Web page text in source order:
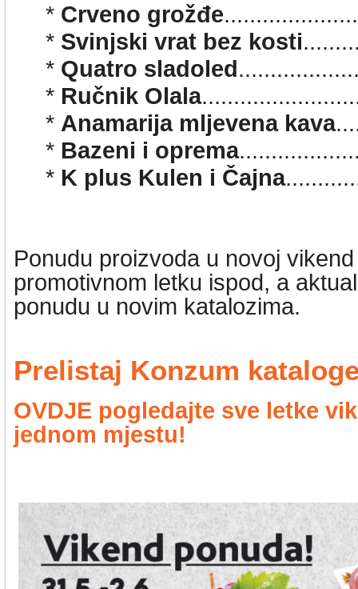
* Crveno grožđe
* Svinjski vrat bez kosti
* Quatro sladoled
* Ručnik Olala
* Anamarija mljevena kava
* Bazeni i oprema
* K plus Kulen i Čajna
Ponudu proizvoda u novoj
promotivnom letku ispod, a
ponudu u novim katalozima.
Prelistaj Konzum
OVDJE pogledajte sve letke
jednom mjestu!